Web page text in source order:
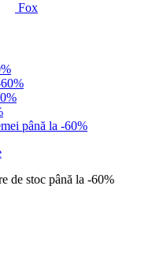
Fox
până la -60%
de stoc până la -60%